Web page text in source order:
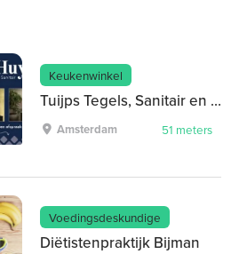
Keukenwinkel
Tuijps Tegels, Sanitair en Keukens b.v.
Amsterdam 51 meters
Voedingsdeskundige
Diëtistenpraktijk Bijman